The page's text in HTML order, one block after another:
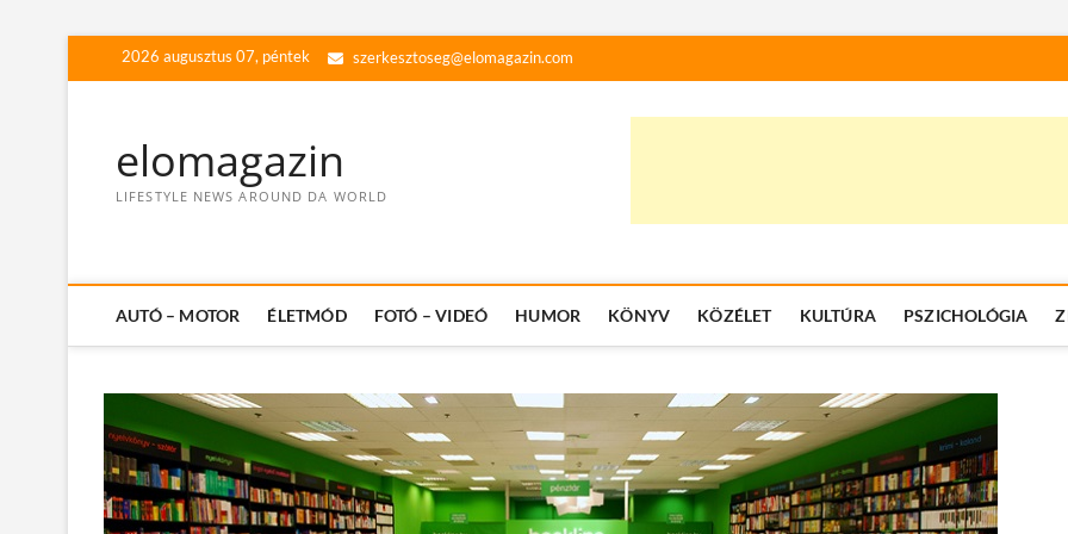
2026 augusztus 07, péntek szerkesztoseg@elomagazin.com
elomagazin
LIFESTYLE NEWS AROUND DA WORLD
AUTÓ – MOTOR ÉLETMÓD FOTÓ – VIDEÓ HUMOR KÖNYV KÖZÉLET KULTÚRA PSZICHOLÓGIA